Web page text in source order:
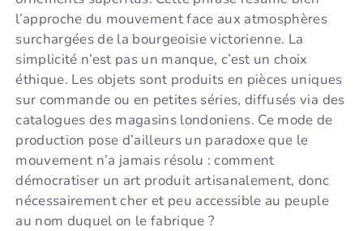
l’approche du mouvement face aux atmosphères
surchargées de la bourgeoisie victorienne. La
simplicité n’est pas un manque, c’est un choix
éthique. Les objets sont produits en pièces uniques
sur commande ou en petites séries, diffusés via des
catalogues des magasins londoniens. Ce mode de
production pose d’ailleurs un paradoxe que le
mouvement n’a jamais résolu : comment
démocratiser un art produit artisanalement, donc
nécessairement cher et peu accessible au peuple
au nom duquel on le fabrique ?